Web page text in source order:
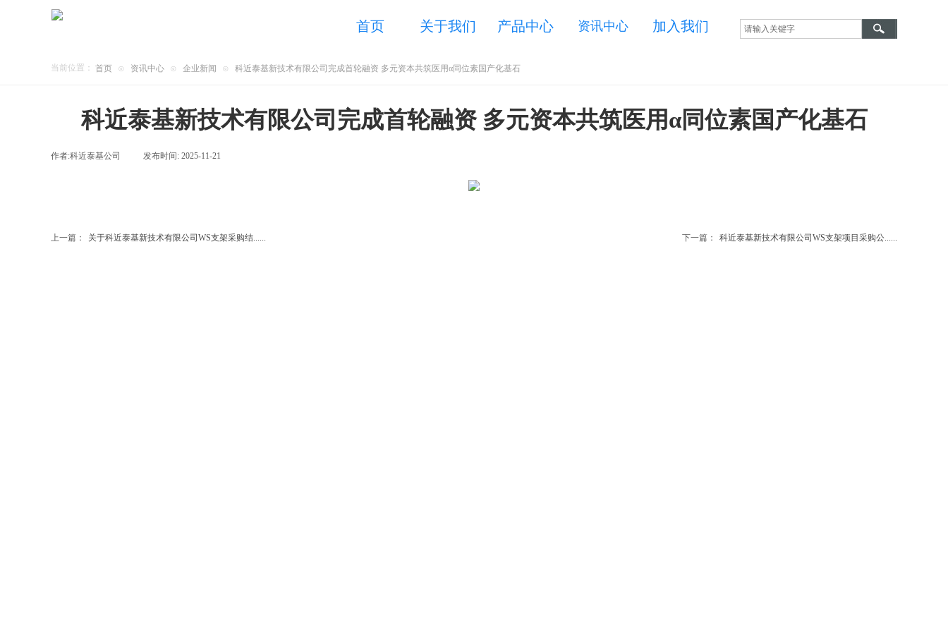
首页 关于我们 产品中心 资讯中心 加入我们
当前位置： 首页 ⊙ 资讯中心 ⊙ 企业新闻 ⊙ 科近泰基新技术有限公司完成首轮融资 多元资本共筑医用α同位素国产化基石
科近泰基新技术有限公司完成首轮融资 多元资本共筑医用α同位素国产化基石
作者:科近泰基公司 发布时间: 2025-11-21
上一篇： 关于科近泰基新技术有限公司WS支架采购结...... 下一篇： 科近泰基新技术有限公司WS支架项目采购公......